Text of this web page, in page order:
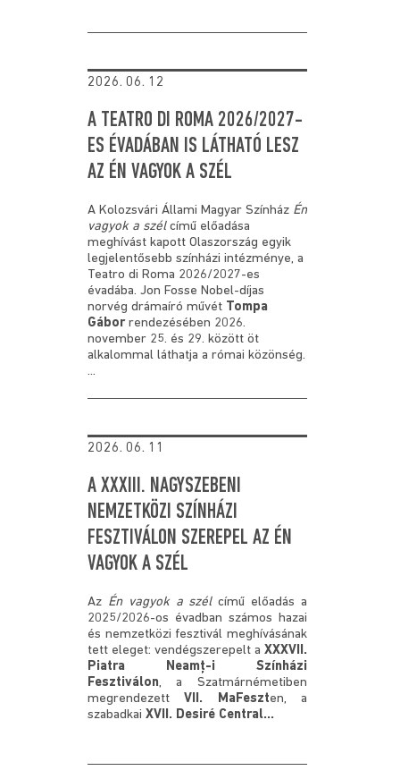
2026. 06. 12
A TEATRO DI ROMA 2026/2027-
ES ÉVADÁBAN IS LÁTHATÓ LESZ
AZ ÉN VAGYOK A SZÉL
A Kolozsvári Állami Magyar Színház Én
vagyok a szélcímű előadása
meghívást kapott Olaszország egyik
legjelentősebb színházi intézménye, a
Teatro di Roma 2026/2027-es
évadába. Jon Fosse Nobel-díjas
norvég drámaíró művét Tompa
Gáborrendezésében 2026.
november 25. és 29. között öt
alkalommal láthatja a római közönség.
...
2026. 06. 11
A XXXIII. NAGYSZEBENI
NEMZETKÖZI SZÍNHÁZI
FESZTIVÁLON SZEREPEL AZ ÉN
VAGYOK A SZÉL
Az Én vagyok a szélcímű előadás a
2025/2026-os évadban számos hazai
és nemzetközi fesztivál meghívásának
tett eleget: vendégszerepelt a XXXVII.
Piatra Neamț-i Színházi
Fesztiválon, a Szatmárnémetiben
megrendezett VII. MaFeszten, a
szabadkai XVII. Desiré Central...